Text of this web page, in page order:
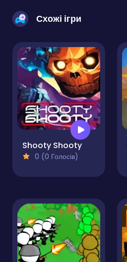
Схожі ігри
Shooty Shooty
0 (0 Голосів)